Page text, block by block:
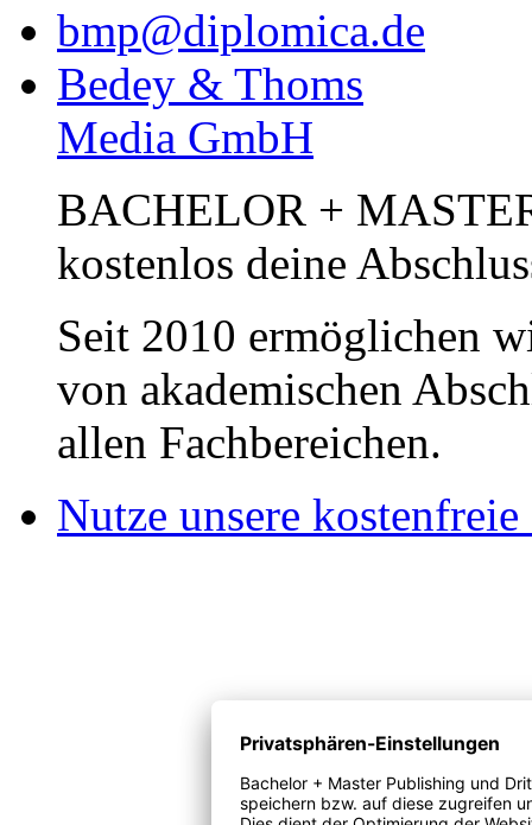
bmp@diplomica.de
Bedey & Thoms
Media GmbH
BACHELOR +
kostenlos deine
Seit 2010 ermöglichen
von akademischen
allen Fachbereichen.
Nutze unsere